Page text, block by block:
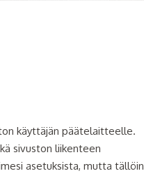
käyttäjän päätelaitteelle.
sivuston liikenteen
asetuksista, mutta tällöin